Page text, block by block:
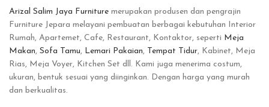
Arizal Salim Jaya Furniture merupakan produsen dan pengrajin
Furniture Jepara melayani pembuatan berbagai kebutuhan Interior
Rumah, Apartemet, Cafe, Restaurant, Kontaktor, seperti Meja
Makan, Sofa Tamu, Lemari Pakaian, Tempat Tidur, Kabinet, Meja
Rias, Meja Voyer, Kitchen Set dll. Kami juga menerima costum,
ukuran, bentuk sesuai yang diinginkan. Dengan harga yang murah
dan berkualitas.